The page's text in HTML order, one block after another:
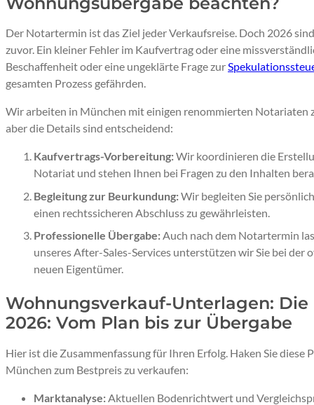
Der Notartermin ist das Ziel jeder Verkaufsreise. Doch 2026
zuvor. Ein kleiner Fehler im Kaufvertrag oder eine
Beschaffenheit oder eine ungeklärte Frage zur
gesamten Prozess gefährden.
Wir arbeiten in München mit einigen renommierten Notariaten
aber die Details sind entscheidend:
Kaufvertrags-Vorbereitung:Wir koordinieren die
Notariat und stehen Ihnen bei Fragen zu den Inhalten
Begleitung zur Beurkundung:Wir begleiten Sie
einen rechtssicheren Abschluss zu gewährleisten.
Professionelle Übergabe: Auch nach dem Notartermin
unseres After-Sales-Services unterstützen wir Sie bei der
neuen Eigentümer.
Wohnungsverkauf-Unterlagen:
2026: Vom Plan bis zur Übergabe
Hier ist die Zusammenfassung für Ihren Erfolg. Haken Sie diese
München zum Bestpreis zu verkaufen:
Marktanalyse: Aktuellen Bodenrichtwert und